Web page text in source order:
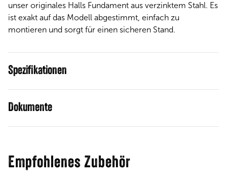
unser originales Halls Fundament aus verzinktem Stahl. Es
ist exakt auf das Modell abgestimmt, einfach zu
montieren und sorgt für einen sicheren Stand.
Spezifikationen
Dokumente
Empfohlenes Zubehör